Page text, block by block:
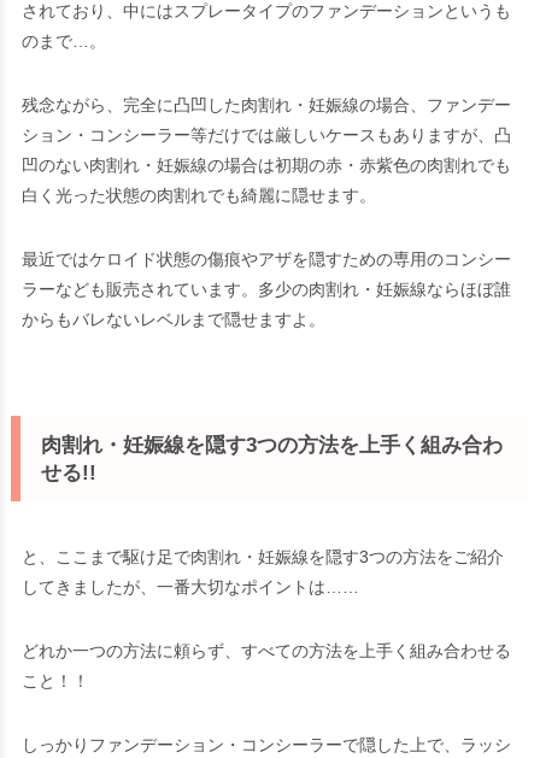
されており、中にはスプレータイプのファンデーションというも
のまで…。
残念ながら、完全に凸凹した肉割れ・妊娠線の場合、ファンデー
ション・コンシーラー等だけでは厳しいケースもありますが、凸
凹のない肉割れ・妊娠線の場合は初期の赤・赤紫色の肉割れでも
白く光った状態の肉割れでも綺麗に隠せます。
最近ではケロイド状態の傷痕やアザを隠すための専用のコンシー
ラーなども販売されています。多少の肉割れ・妊娠線ならほぼ誰
からもバレないレベルまで隠せますよ。
肉割れ・妊娠線を隠す3つの方法を上手く組み合わ
せる!!
と、ここまで駆け足で肉割れ・妊娠線を隠す3つの方法をご紹介
してきましたが、一番大切なポイントは……
どれか一つの方法に頼らず、すべての方法を上手く組み合わせる
こと！！
しっかりファンデーション・コンシーラーで隠した上で、ラッシ